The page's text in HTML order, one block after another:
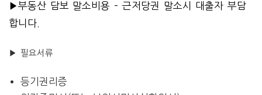
▶부동산 담보 말소비용 – 근저당권 말소시 대출자 부담
합니다.
▶ 필요서류
등기권리증